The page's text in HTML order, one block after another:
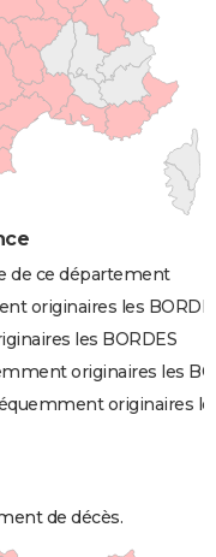
de ce département
originaires les
les BORDES
originaires les
originaires
de décès.